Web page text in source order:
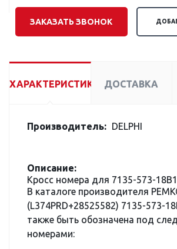
ЗАКАЗАТЬ ЗВОНОК
ХАРАКТЕРИСТИКИ ДОСТАВКА
Производитель: DELPHI
Описание:
Кросс номера для 7135-573-18B1
В каталоге производителя
(L374PRD+28525582) 7135-573-
также быть обозначена под
номерами: